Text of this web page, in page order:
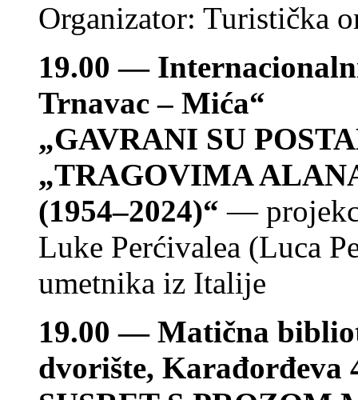
Organizator: Turistička
19.00 —
Trnavac – Mića“
„GAVRANI SU
„TRAGOVIMA
(1954–2024)“ —
Luke Perćivalea (Luca
umetnika iz Italije
19.00 — Matična
dvorište, Karađorđeva